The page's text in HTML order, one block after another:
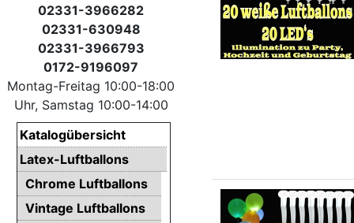
02331-3966282
02331-630948
02331-3966793
0172-9196097
Montag-Freitag 10:00-18:00
Uhr, Samstag 10:00-14:00
Katalogübersicht
Latex-Luftballons
Chrome Luftballons
Vintage Luftballons